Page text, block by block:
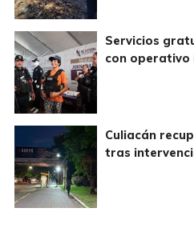
Servicios
con
Culiacán
tras